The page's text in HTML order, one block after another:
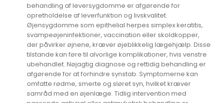
behandling af leversygdomme er afgørende for
opretholdelse af leverfunktion og livskvalitet.
Øjensygdomme som epithelial herpes simplex keratitis,
svampeøjeninfektioner, vaccination eller skoldkopper,
der påvirker øjnene, kræver øjeblikkelig lægehjælp. Disse
tilstande kan føre til alvorlige komplikationer, hvis venstre
ubehandlet. Nøjagtig diagnose og rettidig behandling er
afgørende for at forhindre synstab. Symptomerne kan
omfatte rødme, smerte og sløret syn, hvilket kræver
samråd med en øjenlæge. Tidlig intervention med